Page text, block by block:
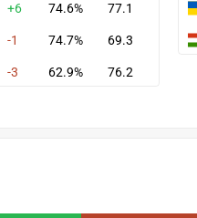
+6 74.6% 77.1
-1 74.7% 69.3
-3 62.9% 76.2